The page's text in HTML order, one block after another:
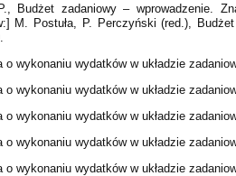
Budżet zadaniowy – wprowadzenie.
M. Postuła, P. Perczyński (red.),
o wykonaniu wydatków w układzie
wykonaniu wydatków w układzie
o wykonaniu wydatków w układzie
o wykonaniu wydatków w układzie
o wykonaniu wydatków w układzie